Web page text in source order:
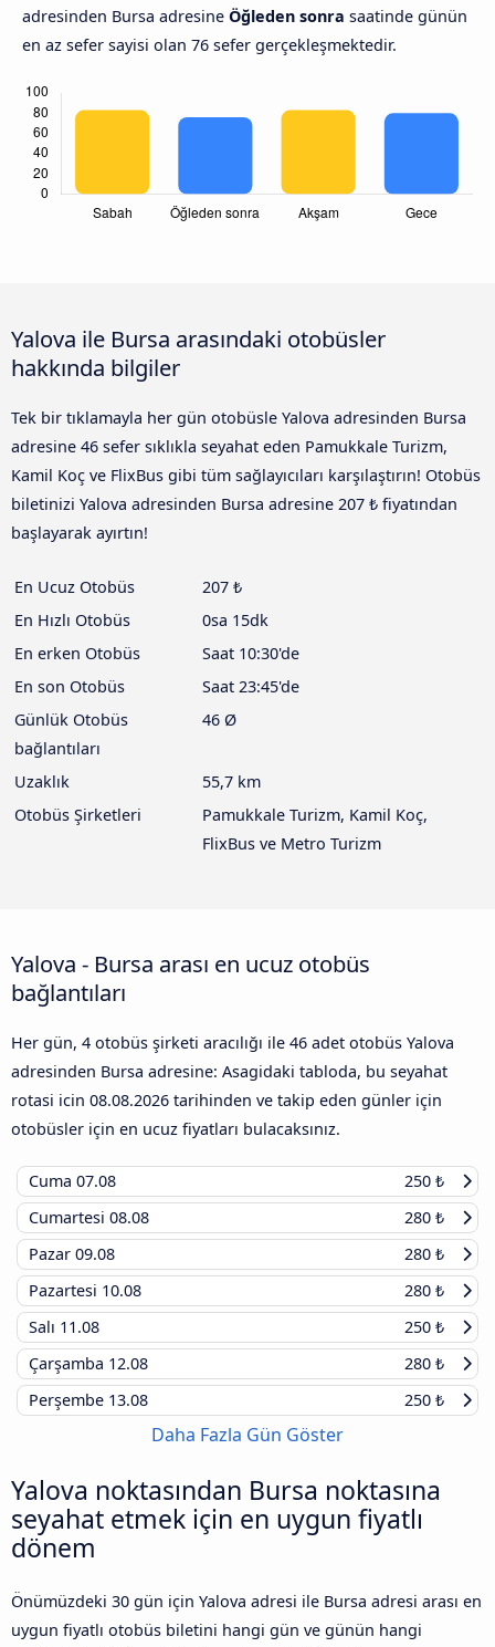
adresinden Bursa adresine Öğleden sonra saatinde günün
en az sefer sayisi olan 76 sefer gerçekleşmektedir.
Yalova ile Bursa arasındaki otobüsler
hakkında bilgiler
Tek bir tıklamayla her gün otobüsle Yalova adresinden Bursa
adresine 46 sefer sıklıkla seyahat eden Pamukkale Turizm,
Kamil Koç ve FlixBus gibi tüm sağlayıcıları karşılaştırın! Otobüs
biletinizi Yalova adresinden Bursa adresine 207 ₺ fiyatından
başlayarak ayırtın!
En Ucuz Otobüs
207 ₺
En Hızlı Otobüs
0sa 15dk
En erken Otobüs
Saat 10:30'de
En son Otobüs
Saat 23:45'de
Günlük Otobüs
bağlantıları
46 Ø
Uzaklık
55,7 km
Otobüs Şirketleri
Pamukkale Turizm, Kamil Koç,
FlixBus ve Metro Turizm
Yalova - Bursa arası en ucuz otobüs
bağlantıları
Her gün, 4 otobüs şirketi aracılığı ile 46 adet otobüs Yalova
adresinden Bursa adresine: Asagidaki tabloda, bu seyahat
rotasi icin 08.08.2026 tarihinden ve takip eden günler için
otobüsler için en ucuz fiyatları bulacaksınız.
Cuma 07.08
250 ₺
Cumartesi 08.08
280 ₺
Pazar 09.08
280 ₺
Pazartesi 10.08
280 ₺
Salı 11.08
250 ₺
Çarşamba 12.08
280 ₺
Perşembe 13.08 250 ₺
Daha Fazla Gün Göster
Yalova noktasından Bursa noktasına
seyahat etmek için en uygun fiyatlı
dönem
Önümüzdeki 30 gün için Yalova adresi ile Bursa adresi arası en
uygun fiyatlı otobüs biletini hangi gün ve günün hangi